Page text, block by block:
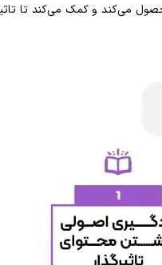
می‌کند و کمک می‌کند تا